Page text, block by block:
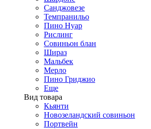
Санджовезе
Темпранильо
Пино Нуар
Рислинг
Совиньон блан
Шираз
Мальбек
Мерло
Пино Гриджио
Еще
Вид товара
Кьянти
Новозеландский совиньон
Портвейн